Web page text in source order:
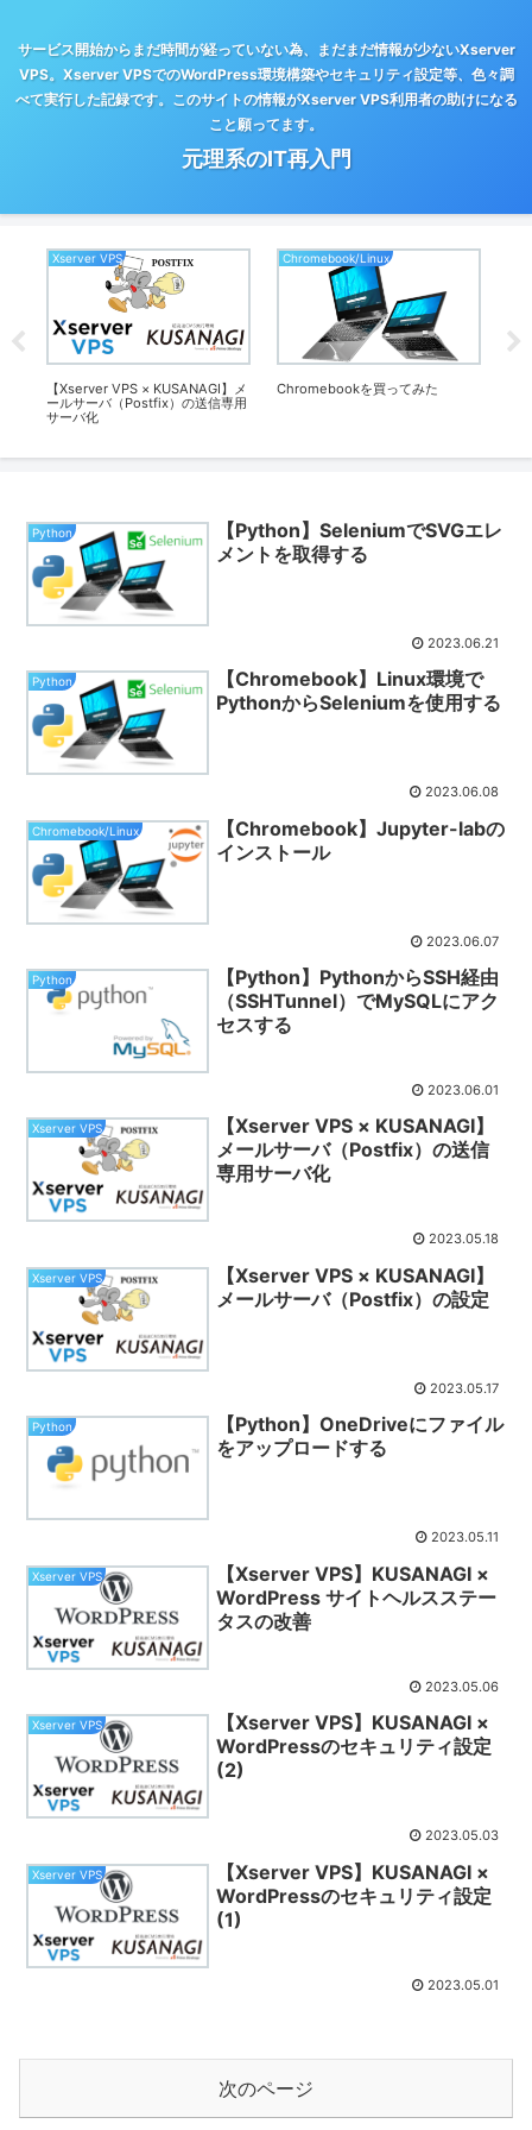
サービス開始からまだ時間が経っていない為、まだまだ情報が少ないXserver
VPS。Xserver VPSでのWordPress環境構築やセキュリティ設定等、色々調
べて実行した記録です。このサイトの情報がXserver VPS利用者の助けになる
こと願ってます。
元理系のIT再入門
Xserver VPS
【Xserver VPS × KUSANAGI】メ
ールサーバ（Postfix）の送信専用
サーバ化
Chromebook/Linux
Chromebookを買ってみた
Python
【Python】SeleniumでSVGエレ
メントを取得する
2023.06.21
Python
【Chromebook】Linux環境で
PythonからSeleniumを使用する
2023.06.08
Chromebook/Linux
【Chromebook】Jupyter-labの
インストール
2023.06.07
Python
【Python】PythonからSSH経由
（SSHTunnel）でMySQLにアク
セスする
2023.06.01
Xserver VPS
【Xserver VPS × KUSANAGI】
メールサーバ（Postfix）の送信
専用サーバ化
2023.05.18
Xserver VPS
【Xserver VPS × KUSANAGI】
メールサーバ（Postfix）の設定
2023.05.17
Python
【Python】OneDriveにファイル
をアップロードする
2023.05.11
Xserver VPS
【Xserver VPS】KUSANAGI ×
WordPress サイトヘルスステー
タスの改善
2023.05.06
Xserver VPS
【Xserver VPS】KUSANAGI ×
WordPressのセキュリティ設定
(2)
2023.05.03
Xserver VPS
【Xserver VPS】KUSANAGI ×
WordPressのセキュリティ設定
(1)
2023.05.01
次のページ